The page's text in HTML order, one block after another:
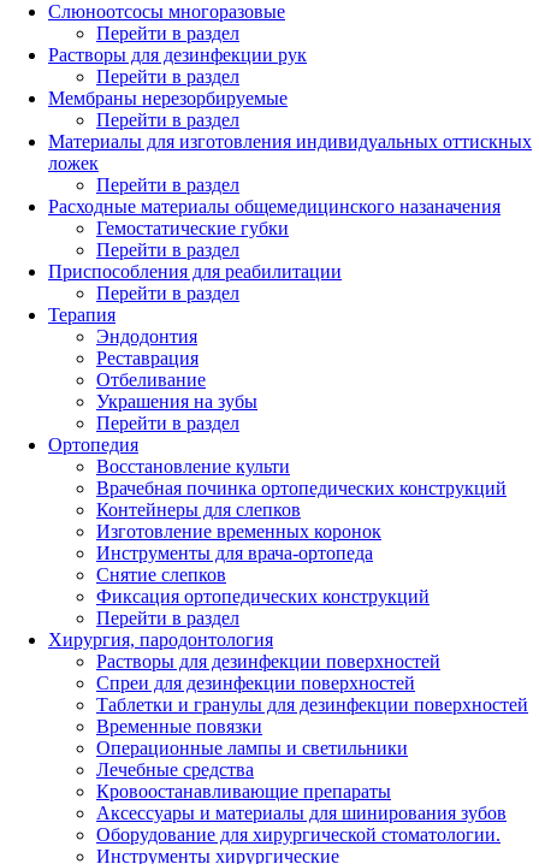
Слюноотсосы многоразовые
Перейти в раздел
Растворы для дезинфекции рук
Перейти в раздел
Мембраны нерезорбируемые
Перейти в раздел
Материалы для изготовления индивидуальных оттискных
ложек
Перейти в раздел
Расходные материалы общемедицинского назаначения
Гемостатические губки
Перейти в раздел
Приспособления для реабилитации
Перейти в раздел
Терапия
Эндодонтия
Реставрация
Отбеливание
Украшения на зубы
Перейти в раздел
Ортопедия
Восстановление культи
Врачебная починка ортопедических конструкций
Контейнеры для слепков
Изготовление временных коронок
Инструменты для врача-ортопеда
Снятие слепков
Фиксация ортопедических конструкций
Перейти в раздел
Хирургия, пародонтология
Растворы для дезинфекции поверхностей
Спреи для дезинфекции поверхностей
Таблетки и гранулы для дезинфекции поверхностей
Временные повязки
Операционные лампы и светильники
Лечебные средства
Кровоостанавливающие препараты
Аксессуары и материалы для шинирования зубов
Оборудование для хирургической стоматологии.
Инструменты хирургические